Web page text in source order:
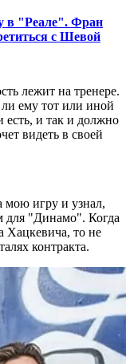
в "Реале". Фран
с Шевой
лежит на тренере.
ему тот или иной
есть, и так и должно
видеть в своей
мою игру и узнал,
для "Динамо". Когда
Хацкевича, то не
контракта.